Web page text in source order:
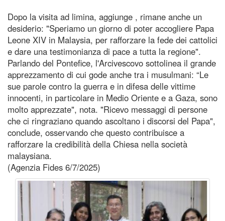
Dopo la visita ad limina, aggiunge , rimane anche un
desiderio: "Speriamo un giorno di poter accogliere Papa
Leone XIV in Malaysia, per rafforzare la fede dei cattolici
e dare una testimonianza di pace a tutta la regione".
Parlando del Pontefice, l'Arcivescovo sottolinea il grande
apprezzamento di cui gode anche tra i musulmani: “Le
sue parole contro la guerra e in difesa delle vittime
innocenti, in particolare in Medio Oriente e a Gaza, sono
molto apprezzate", nota. "Ricevo messaggi di persone
che ci ringraziano quando ascoltano i discorsi del Papa",
conclude, osservando che questo contribuisce a
rafforzare la credibilità della Chiesa nella società
malaysiana.
(Agenzia Fides 6/7/2025)